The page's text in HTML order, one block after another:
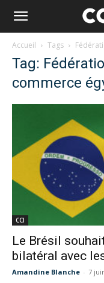
Accueil Tags
Tag:
commerce
CCI
Le Brésil
bilatéral avec
Amandine Blanche - 7